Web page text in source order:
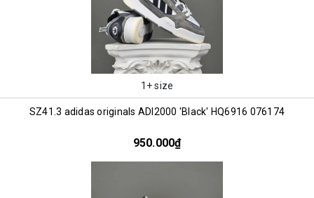
1+ size
SZ41.3 adidas originals ADI2000 'Black' HQ6916 076174
950.000₫